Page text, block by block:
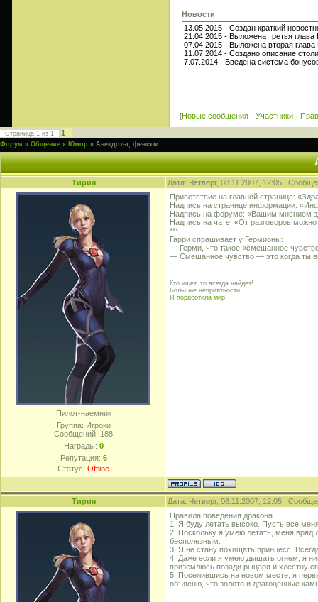
Новости
[Новые сообщения · Участники ·
Страница 1 из 1 1
Форум » Общение » Юмор » Анекдоты, фентэзи
Тирия Дата: Четверг, 08.11.2007, 12:05 |
Пилот-наемник
Группа: Игроки
Сообщений: 188
Награды: 0
Репутация: 6
Статус: Offline
Приветствие на главной странице:
Надпись на странице информации:
Надпись на форуме: «Вашим мнением
Надпись на чате: «От разговоров
***
Гарри спрашивает у Гермионы:
— Герми, что такое «смешанное
— Смешанное чувство — это когда ты
Кто ищет, то всегда найдет!
Большие неприятности...
Я поработила мир!
Тирия Дата: Четверг, 08.11.2007, 12:05 |
Правила поведения дракона
1. Я буду летать высоко. Пусть все
2. Поскольку я умею летать, меня вряд
бесполезным.
3. Я не стану похищать принцесс.
4. Даже если я умею дышать огнем, я
приземлюсь позади рыцаря и хлестну
5. Поселившись на новом месте, я
объясню, что золото и драгоценные